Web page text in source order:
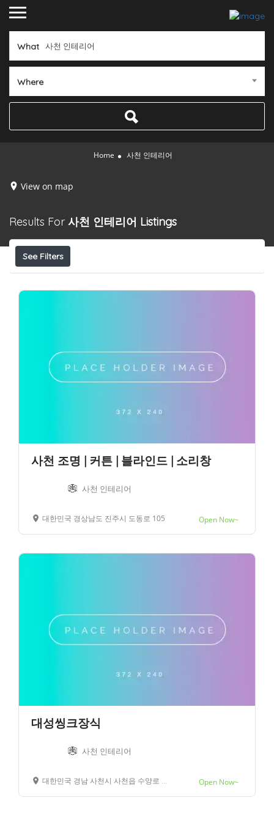
What
Where
Home 사천 인테리어
View on map
Results For 사천 인테리어 Listings
See Filters
사천 조명 | 커튼 | 블라인드 | 소리창
사천 인테리어
대한민국 경상남도 진주시 도동로 105 Open Now~
대성씽크장식
사천 인테리어
대한민국 경남 사천시 사천읍 수양로 45 Open Now~